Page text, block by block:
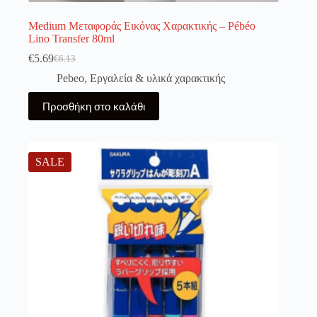
Medium Μεταφοράς Εικόνας Χαρακτικής – Pébéo
Lino Transfer 80ml
€6.13
Original
price
was:
€6.13.
€5.69Η
τρέχουσα
τιμή
είναι:
€5.69.
Pebeo, Εργαλεία & υλικά χαρακτικής
Προσθήκη στο καλάθι
SALE